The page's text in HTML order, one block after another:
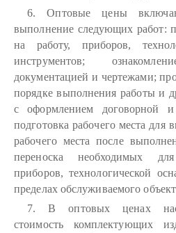
6. Оптовые цены
выполнение следующих работ:
на работу, приборов,
инструментов;
документацией и чертежами;
порядке выполнения работы и
с оформлением договорной
подготовка рабочего места для
рабочего места после
переноска необходимых
приборов, технологической
пределах обслуживаемого
7. В оптовых ценах
стоимость комплектующих